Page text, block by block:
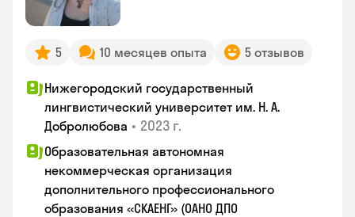
5 10 месяцев опыта 5 отзывов
Нижегородский государственный
лингвистический университет им. Н. А.
Добролюбова • 2023 г.
Образовательная автономная
некоммерческая организация
дополнительного профессионального
образования «СКАЕНГ» (ОАНО ДПО